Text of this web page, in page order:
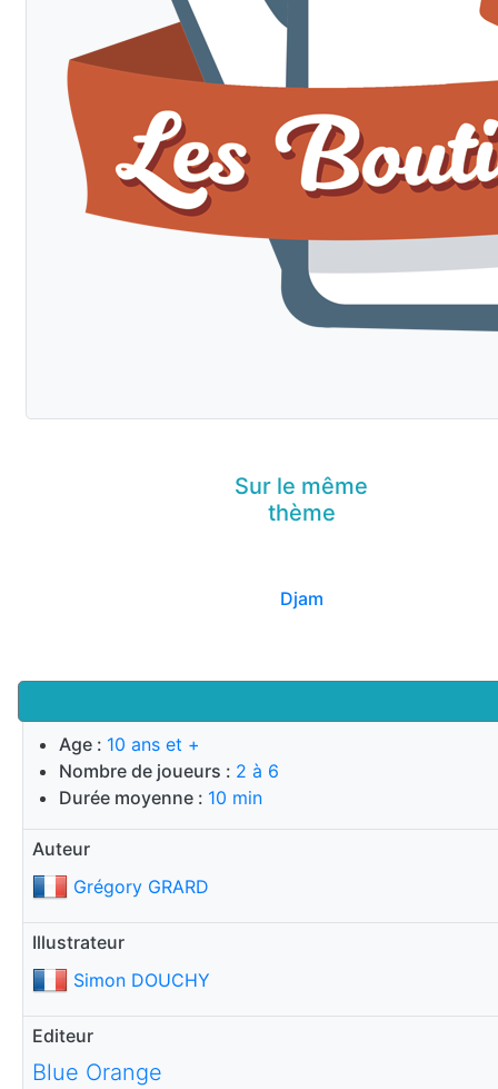
Age : 10 ans et +
Nombre de joueurs : 2 à 6
Durée moyenne : 10 min
Auteur
Grégory GRARD
Illustrateur
Simon DOUCHY
Editeur
Blue Orange
Sur le même
thème
Djam